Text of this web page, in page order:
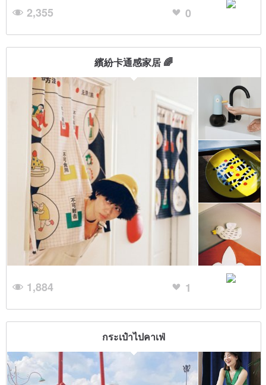
2,355 0
繽紛卡通感家居 🌈
1,884 1
กระเป๋าไปคาเฟ่